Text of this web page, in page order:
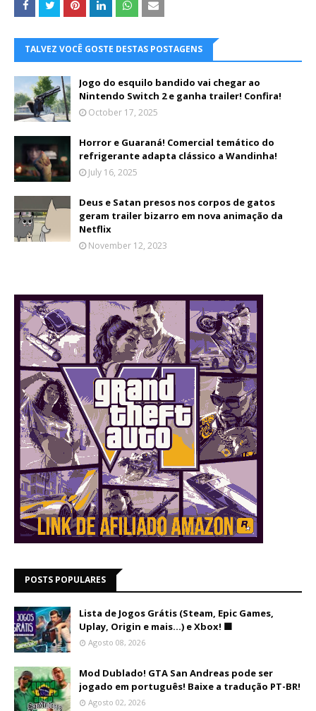
TALVEZ VOCÊ GOSTE DESTAS POSTAGENS
Jogo do esquilo bandido vai chegar ao
Nintendo Switch 2 e ganha trailer! Confira!
October 17, 2025
Horror e Guaraná! Comercial temático do
refrigerante adapta clássico a Wandinha!
July 16, 2025
Deus e Satan presos nos corpos de gatos
geram trailer bizarro em nova animação da
Netflix
November 12, 2023
POSTS POPULARES
Lista de Jogos Grátis (Steam, Epic Games,
Uplay, Origin e mais...) e Xbox! 🟩
Agosto 08, 2026
Mod Dublado! GTA San Andreas pode ser
jogado em português! Baixe a tradução PT-BR!
Agosto 02, 2026